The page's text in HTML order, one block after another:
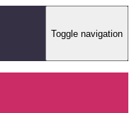
Toggle navigation